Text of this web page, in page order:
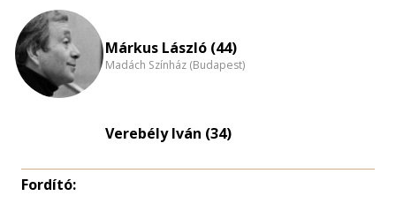
Márkus László (44)
Madách Színház (Budapest)
Verebély Iván (34)
Fordító: